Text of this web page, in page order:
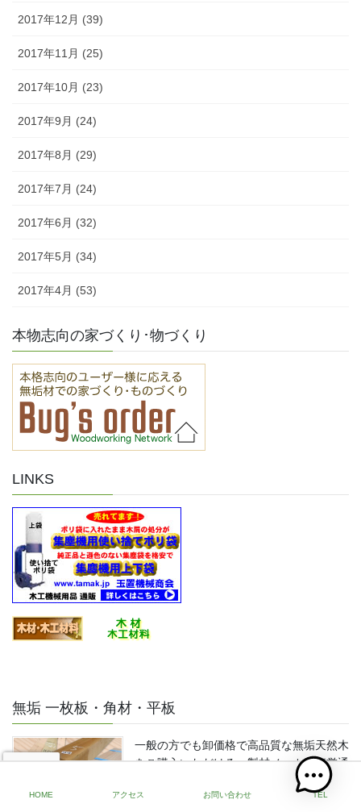
2017年12月 (39)
2017年11月 (25)
2017年10月 (23)
2017年9月 (24)
2017年8月 (29)
2017年7月 (24)
2017年6月 (32)
2017年5月 (34)
2017年4月 (53)
本物志向の家づくり･物づくり
LINKS
無垢 一枚板・角材・平板
一般の方でも卸価格で高品質な無垢天然木
をご購入いただける、製材メーカー直営通
販です。一枚板・角材・平板・耳付き板・
幅広材等、日本と世界の高品質な広葉樹・
HOME アクセス お問い合わせ TEL